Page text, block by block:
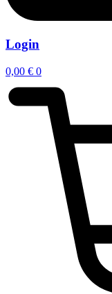
Login
0,00 € 0